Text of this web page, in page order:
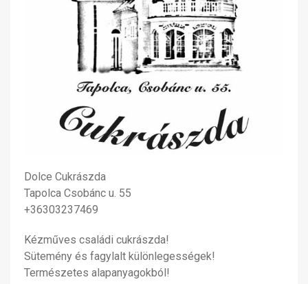
Dolce Cukrászda
Tapolca Csobánc u. 55
+36303237469
Kézműves családi cukrászda!
Sütemény és fagylalt különlegességek!
Természetes alapanyagokból!